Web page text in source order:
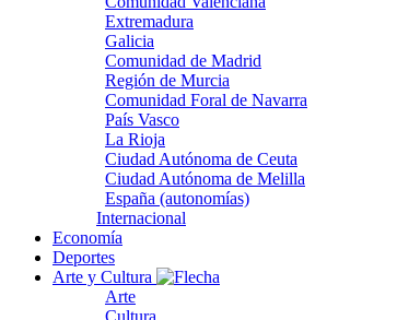
Extremadura
Galicia
Comunidad de Madrid
Región de Murcia
Comunidad Foral de Navarra
País Vasco
La Rioja
Ciudad Autónoma de Ceuta
Ciudad Autónoma de Melilla
España (autonomías)
Internacional
Economía
Deportes
Arte y Cultura
Arte